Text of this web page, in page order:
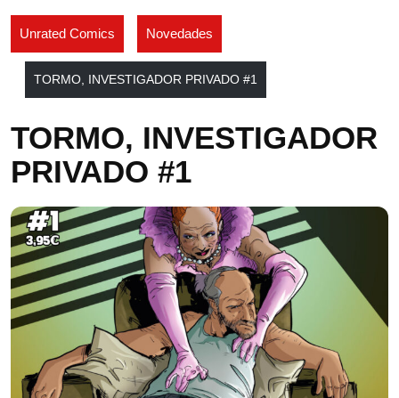
Unrated Comics Novedades
TORMO, INVESTIGADOR PRIVADO #1
TORMO, INVESTIGADOR
PRIVADO #1